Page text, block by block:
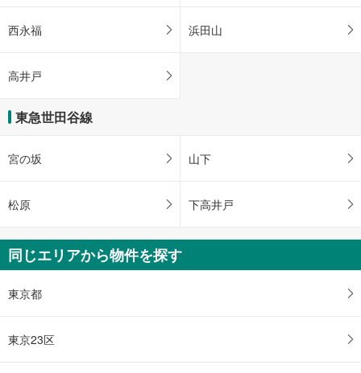
西永福 浜田山
高井戸
東急世田谷線
宮の坂 山下
松原 下高井戸
同じエリアから物件を探す
東京都
東京23区